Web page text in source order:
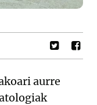
aurre